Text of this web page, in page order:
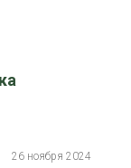
26 ноября 2024